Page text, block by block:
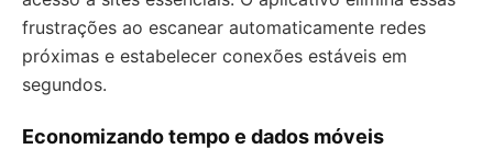
frustrações ao escanear automaticamente redes
próximas e estabelecer conexões estáveis em
segundos.
Economizando tempo e dados móveis